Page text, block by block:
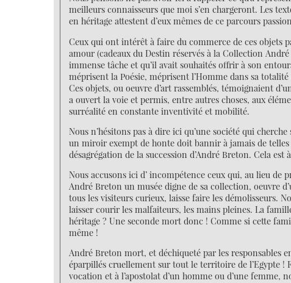
meilleurs connaisseurs que moi s’en chargeront. Les
en héritage attestent d’eux mêmes de ce parcours
Ceux qui ont intérêt à faire du commerce de ces objets
amour (cadeaux du Destin réservés à la Collection
immense tâche et qu’il avait souhaités offrir à son
méprisent la Poésie, méprisent l’Homme dans sa
Ces objets, ou oeuvre d’art rassemblés, témoignaient
a ouvert la voie et permis, entre autres choses, aux
surréalité en constante inventivité et mobilité.
Nous n’hésitons pas à dire ici qu’une société qui
un miroir exempt de honte doit bannir à jamais de
désagrégation de la succession d’André Breton. Cela
Nous accusons ici d’ incompétence ceux qui, au lieu
André Breton un musée digne de sa collection, oeuvre
tous les visiteurs curieux, laisse faire les démolisseurs.
laisser courir les malfaiteurs, les mains pleines. La
héritage ? Une seconde mort donc ! Comme si cette
même !
André Breton mort, et déchiqueté par les responsables
éparpillés cruellement sur tout le territoire de l’Egypte !
vocation et à l’apostolat d’un homme ou d’une femme,